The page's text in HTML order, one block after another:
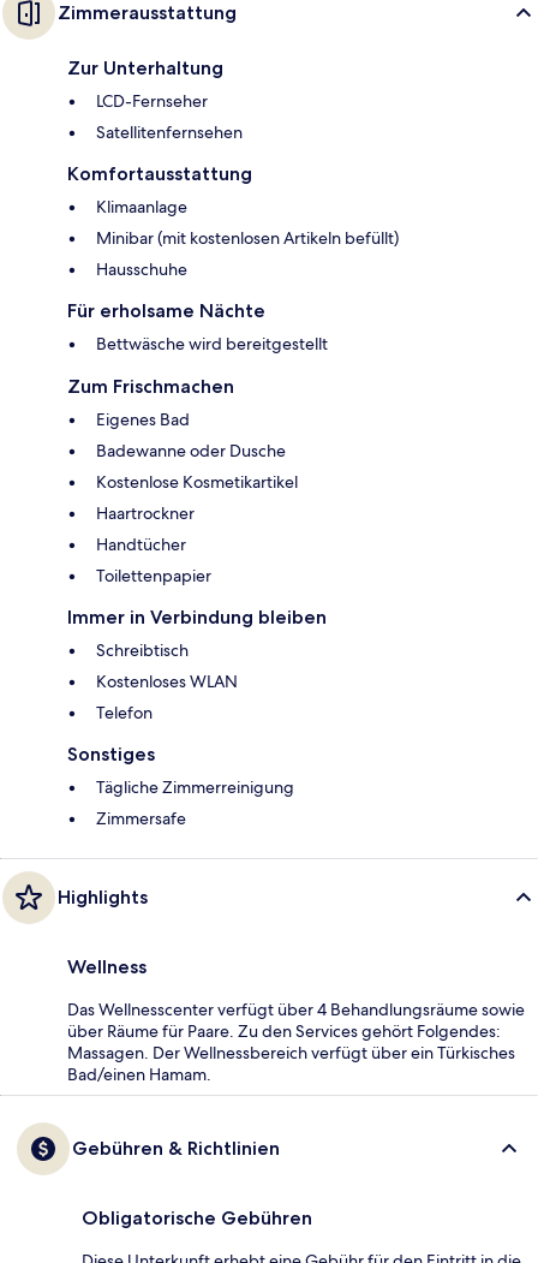
Zimmerausstattung
Zur Unterhaltung
LCD-Fernseher
Satellitenfernsehen
Komfortausstattung
Klimaanlage
Minibar (mit kostenlosen Artikeln befüllt)
Hausschuhe
Für erholsame Nächte
Bettwäsche wird bereitgestellt
Zum Frischmachen
Eigenes Bad
Badewanne oder Dusche
Kostenlose Kosmetikartikel
Haartrockner
Handtücher
Toilettenpapier
Immer in Verbindung bleiben
Schreibtisch
Kostenloses WLAN
Telefon
Sonstiges
Tägliche Zimmerreinigung
Zimmersafe
Highlights
Wellness
Das Wellnesscenter verfügt über 4 Behandlungsräume sowie
über Räume für Paare. Zu den Services gehört Folgendes:
Massagen. Der Wellnessbereich verfügt über ein Türkisches
Bad/einen Hamam.
Gebühren & Richtlinien
Obligatorische Gebühren